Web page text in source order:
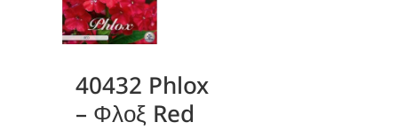
40432 Phlox
– Φλοξ Red